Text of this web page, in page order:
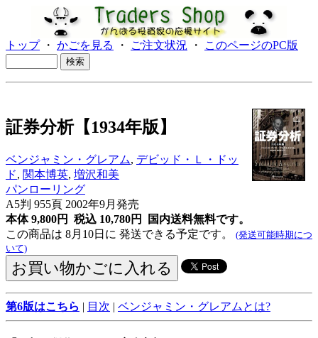
トップ・ かごを見る ・ ご注文状況 ・ このページのPC版
証券分析【1934年版】
ベンジャミン・グレアム, デビッド・Ｌ・ドッ
ド, 関本博英, 増沢和美
パンローリング
A5判 955頁 2002年9月発売
本体 9,800円 税込 10,780円
国内送料無料です。
この商品は 8月10日に 発送できる予定です。 (発送可能時期につ
いて)
第6版はこちら | 目次 | ベンジャミン・グレアムとは?